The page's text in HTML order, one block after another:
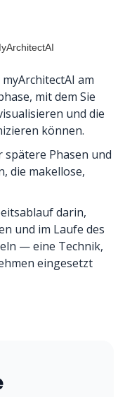
am
mit dem Sie
und die
können.
Phasen und
die makellose,
darin,
und im Laufe des
— eine Technik,
eingesetzt